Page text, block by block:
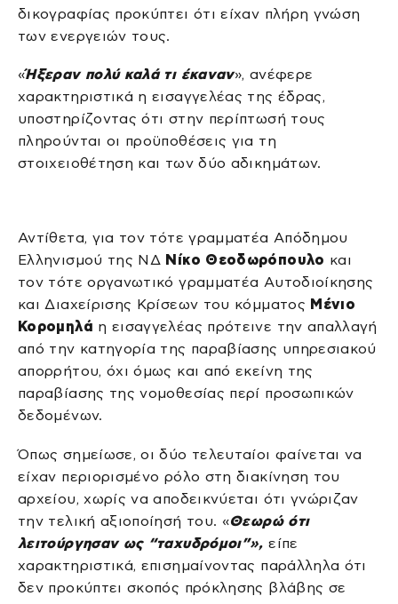
δικογραφίας προκύπτει ότι είχαν πλήρη γνώση
των ενεργειών τους.
«Ήξεραν πολύ καλά τι έκαναν», ανέφερε
χαρακτηριστικά η εισαγγελέας της έδρας,
υποστηρίζοντας ότι στην περίπτωσή τους
πληρούνται οι προϋποθέσεις για τη
στοιχειοθέτηση και των δύο αδικημάτων.
Αντίθετα, για τον τότε γραμματέα Απόδημου
Ελληνισμού της ΝΔ Νίκο Θεοδωρόπουλο και
τον τότε οργανωτικό γραμματέα Αυτοδιοίκησης
και Διαχείρισης Κρίσεων του κόμματος Μένιο
Κορομηλά η εισαγγελέας πρότεινε την απαλλαγή
από την κατηγορία της παραβίασης υπηρεσιακού
απορρήτου, όχι όμως και από εκείνη της
παραβίασης της νομοθεσίας περί προσωπικών
δεδομένων.
Όπως σημείωσε, οι δύο τελευταίοι φαίνεται να
είχαν περιορισμένο ρόλο στη διακίνηση του
αρχείου, χωρίς να αποδεικνύεται ότι γνώριζαν
την τελική αξιοποίησή του. «Θεωρώ ότι
λειτούργησαν ως “ταχυδρόμοι”», είπε
χαρακτηριστικά, επισημαίνοντας παράλληλα ότι
δεν προκύπτει σκοπός πρόκλησης βλάβης σε